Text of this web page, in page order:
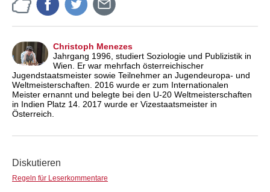
Christoph Menezes
Jahrgang 1996, studiert Soziologie und Publizistik in
Wien. Er war mehrfach österreichischer
Jugendstaatsmeister sowie Teilnehmer an Jugendeuropa- und
Weltmeisterschaften. 2016 wurde er zum Internationalen
Meister ernannt und belegte bei den U-20 Weltmeisterschaften
in Indien Platz 14. 2017 wurde er Vizestaatsmeister in
Österreich.
Diskutieren
Regeln für Leserkommentare